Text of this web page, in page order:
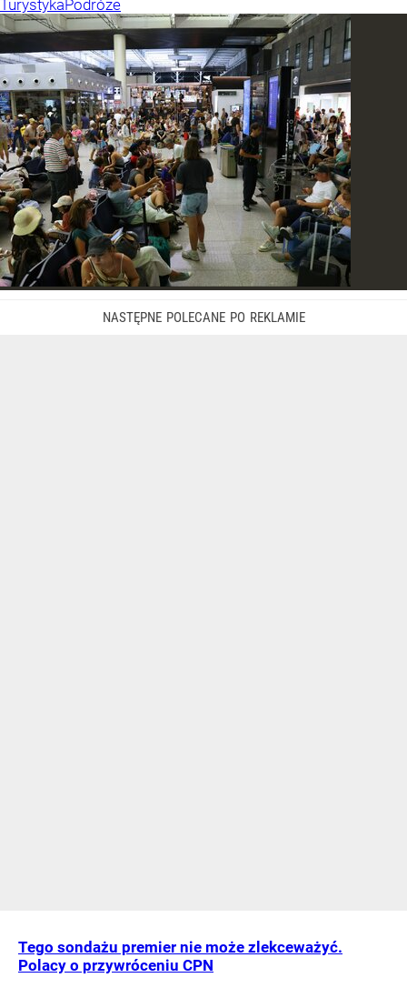
TurystykaPodróże
Tego sondażu premier nie może zlekceważyć.
Polacy o przywróceniu CPN